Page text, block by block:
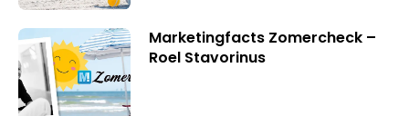
Marketingfacts Zomercheck –
Roel Stavorinus